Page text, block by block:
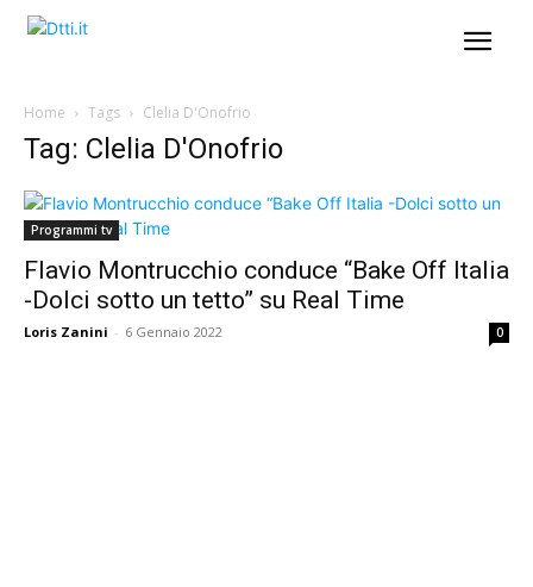
Home Tags Clelia D'Onofrio
Tag: Clelia D'Onofrio
Programmi tv
Flavio Montrucchio conduce “Bake Off Italia
-Dolci sotto un tetto” su Real Time
Loris Zanini - 6 Gennaio 2022 0